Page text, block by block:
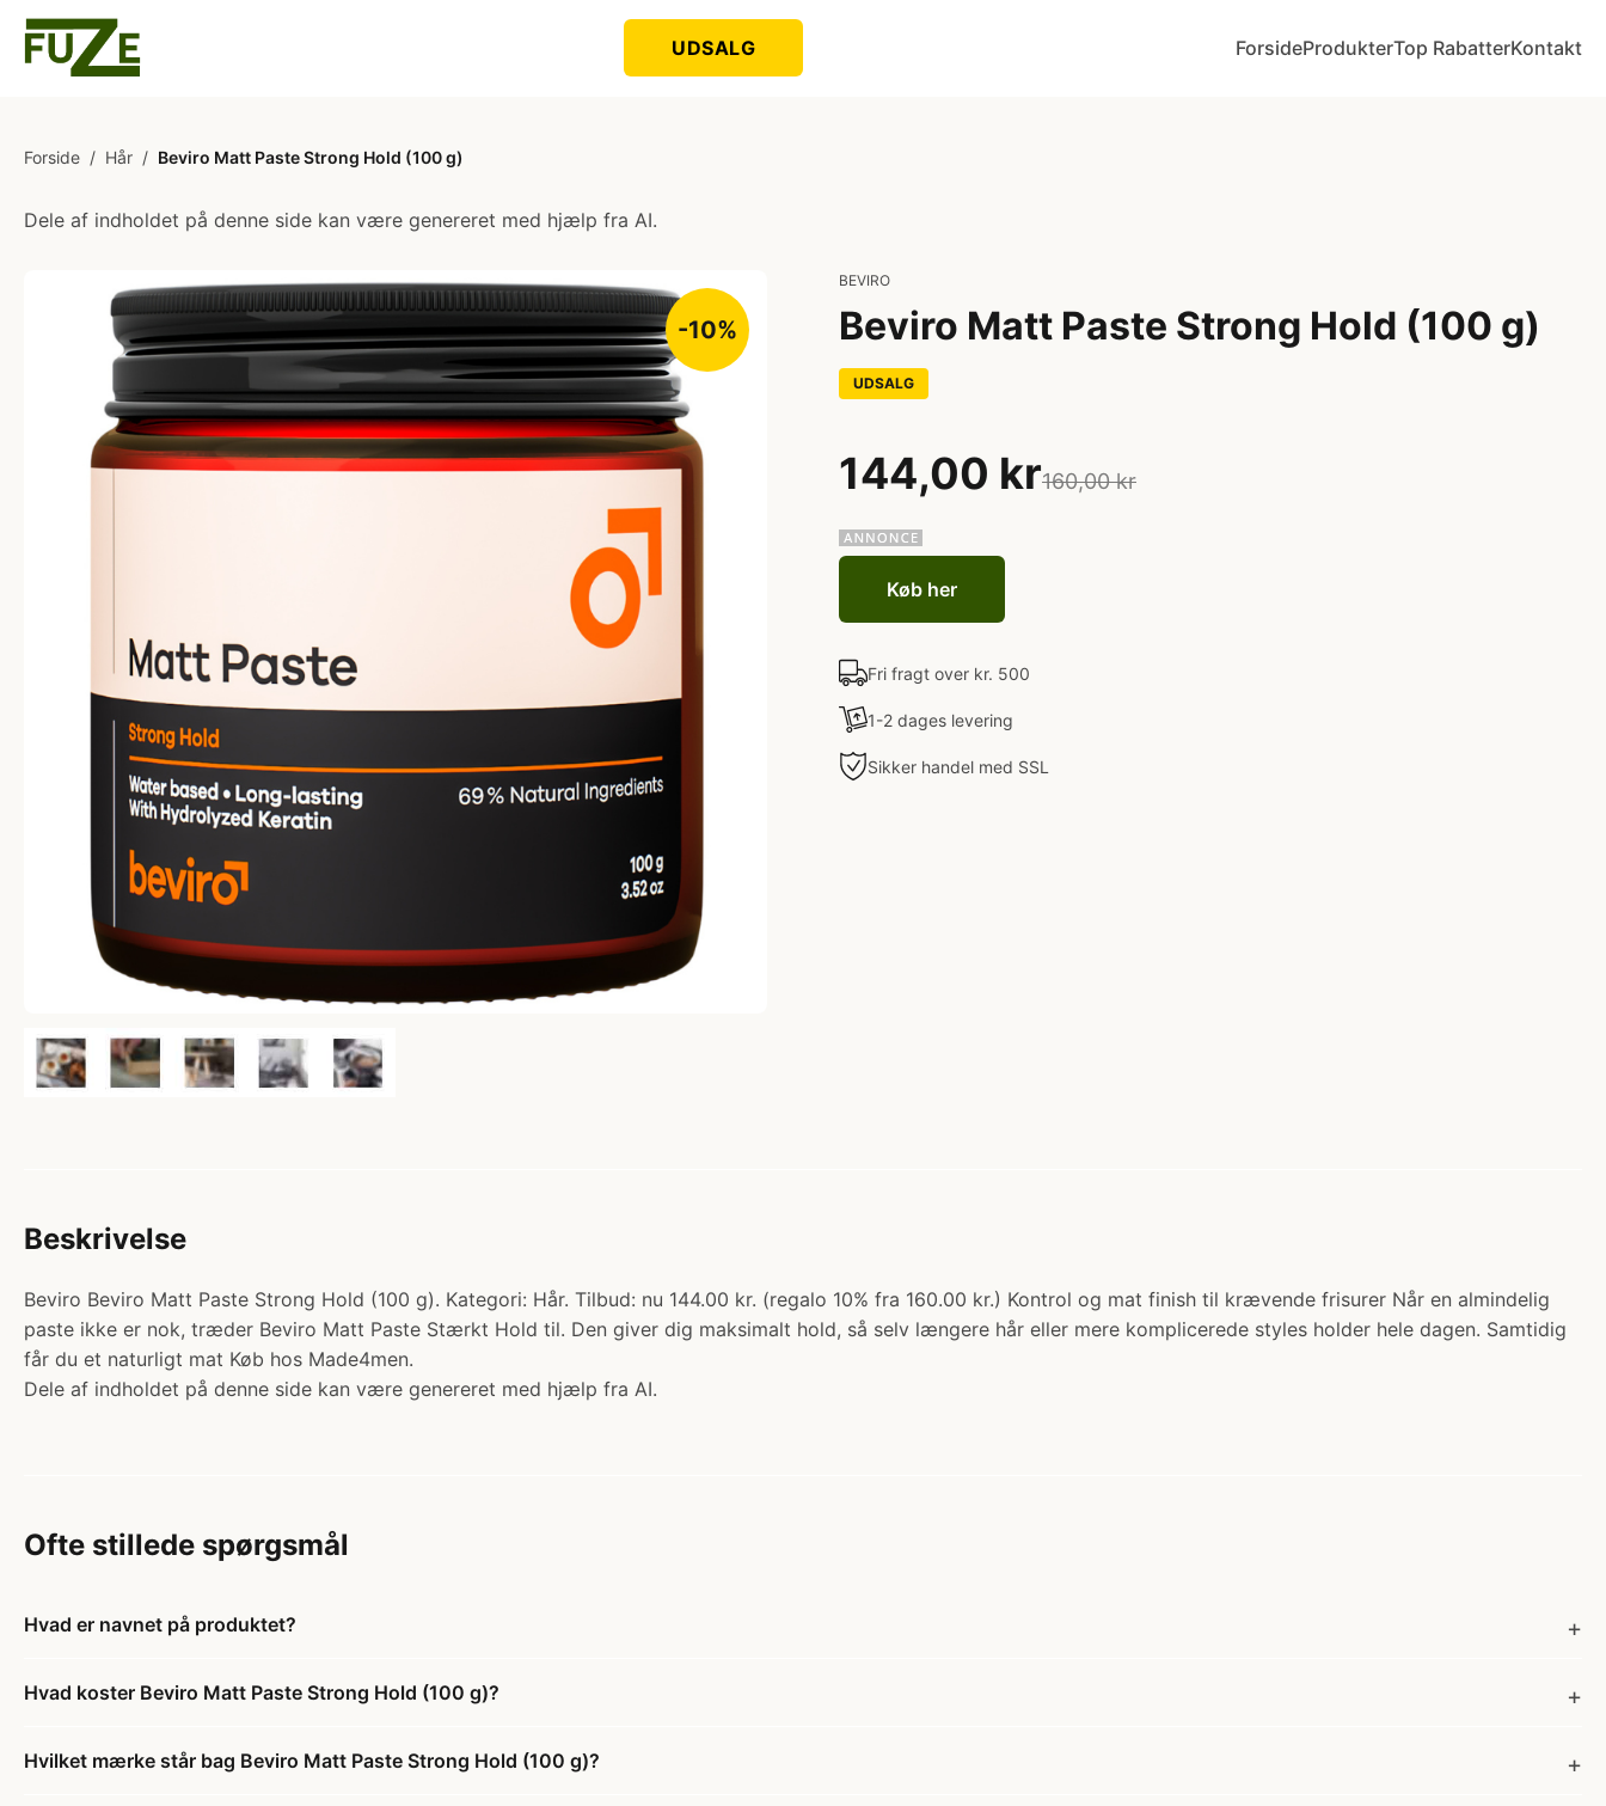
UDSALG ForsideProdukterTop RabatterKontakt
Forside / Hår / Beviro Matt Paste Strong Hold (100 g)
Dele af indholdet på denne side kan være genereret med hjælp fra AI.
-10%
BEVIRO
Beviro Matt Paste Strong Hold (100 g)
UDSALG
144,00 kr160,00 kr
Køb her
Fri fragt over kr. 500
1-2 dages levering
Sikker handel med SSL
Beskrivelse
Beviro Beviro Matt Paste Strong Hold (100 g). Kategori: Hår. Tilbud: nu 144.00 kr. (regalo 10% fra 160.00 kr.) Kontrol og mat finish til krævende frisurer Når en almindelig
paste ikke er nok, træder Beviro Matt Paste Stærkt Hold til. Den giver dig maksimalt hold, så selv længere hår eller mere komplicerede styles holder hele dagen. Samtidig
får du et naturligt mat Køb hos Made4men.
Dele af indholdet på denne side kan være genereret med hjælp fra AI.
Ofte stillede spørgsmål
Hvad er navnet på produktet?
Hvad koster Beviro Matt Paste Strong Hold (100 g)?
Hvilket mærke står bag Beviro Matt Paste Strong Hold (100 g)?